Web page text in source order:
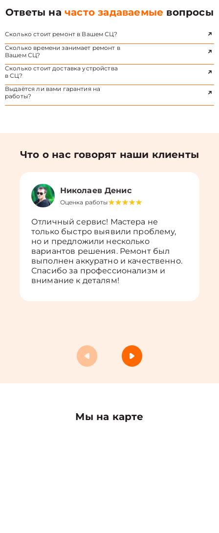
Ответы начасто задаваемые вопросы
Сколько стоит ремонт в Вашем СЦ?
Сколько времени занимает ремонт в
Вашем СЦ?
Сколько стоит доставка устройства
в СЦ?
Выдаётся ли вами гарантия на
работы?
Что о нас говорят наши клиенты
Николаев Денис
Оценка работы
Отличный сервис! Мастера не
только быстро выявили проблему,
но и предложили несколько
вариантов решения. Ремонт был
выполнен аккуратно и качественно.
Спасибо за профессионализм и
внимание к деталям!
Мы на карте